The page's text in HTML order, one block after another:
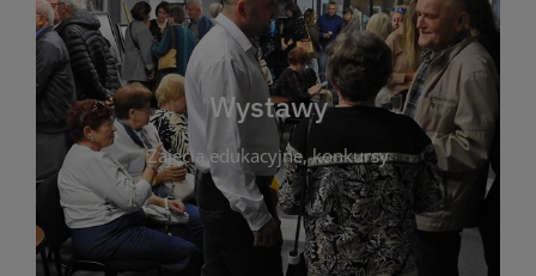
Wystawy
Zajęcia edukacyjne, konkursy
sztukę lokalnych twórców, jak i zbiory tematyczne.
W tej sekcji znajdziesz informacje o aktualnych
ekspozycjach oraz archiwum wystaw z
poprzednich lat. Prezentowane prace obejmują
malarstwo, fotografię, rękodzieło i inne formy
artystyczne. Każda wystawa to wyjątkowa okazja
do kontaktu z kulturą i sztuką w przestrzeni
biblioteki. Serdecznie zapraszamy wszystkich